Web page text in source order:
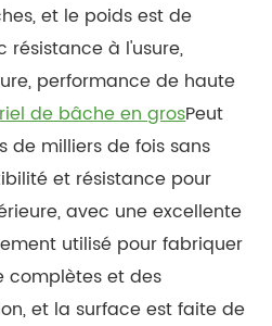
et le poids est de
résistance à l'usure,
performance de haute
de bâche en grosPeut
de milliers de fois sans
et résistance pour
avec une excellente
utilisé pour fabriquer
complètes et des
et la surface est faite de